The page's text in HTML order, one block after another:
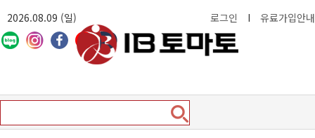
2026.08.09 (일) 로그인 I 유료가입안내